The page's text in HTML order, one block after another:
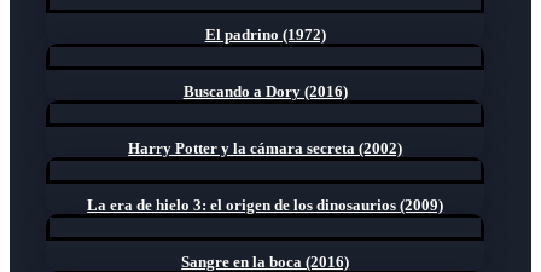
El padrino (1972)
Buscando a Dory (2016)
Harry Potter y la cámara secreta (2002)
La era de hielo 3: el origen de los dinosaurios (2009)
Sangre en la boca (2016)